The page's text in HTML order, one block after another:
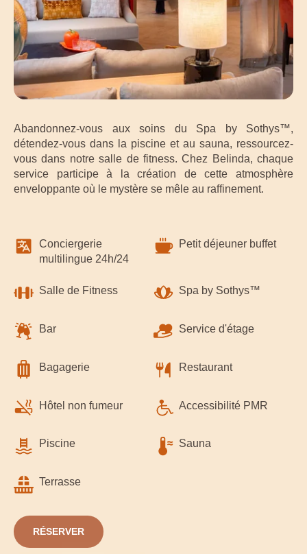
Abandonnez-vous aux soins du Spa by Sothys™,
détendez-vous dans la piscine et au sauna, ressourcez-
vous dans notre salle de fitness. Chez Belinda, chaque
service participe à la création de cette atmosphère
enveloppante où le mystère se mêle au raffinement.
Conciergerie
multilingue 24h/24
Petit déjeuner buffet
Salle de Fitness Spa by Sothys™
Bar Service d'étage
Bagagerie Restaurant
Hôtel non fumeur Accessibilité PMR
Piscine Sauna
Terrasse
RÉSERVER